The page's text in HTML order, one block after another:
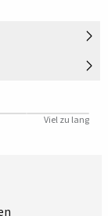
Viel zu lang